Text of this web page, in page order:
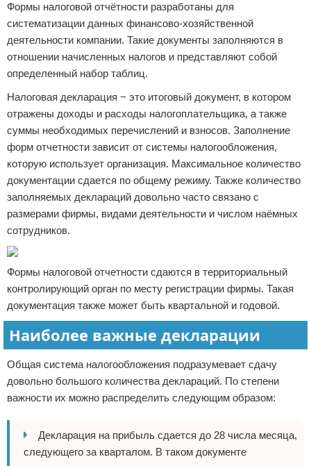
Формы налоговой отчётности разработаны для
систематизации данных финансово-хозяйственной
деятельности компании. Такие документы заполняются в
отношении начисленных налогов и представляют собой
определенный набор таблиц.
Налоговая декларация − это итоговый документ, в котором
отражены доходы и расходы налогоплательщика, а также
суммы необходимых перечислений и взносов. Заполнение
форм отчетности зависит от системы налогообложения,
которую использует организация. Максимальное количество
документации сдается по общему режиму. Также количество
заполняемых деклараций довольно часто связано с
размерами фирмы, видами деятельности и числом наёмных
сотрудников.
Формы налоговой отчетности сдаются в территориальный
контролирующий орган по месту регистрации фирмы. Такая
документация также может быть квартальной и годовой.
Наиболее важные декларации
Общая система налогообложения подразумевает сдачу
довольно большого количества деклараций. По степени
важности их можно распределить следующим образом:
Декларация на прибыль сдается до 28 числа месяца,
следующего за кварталом. В таком документе